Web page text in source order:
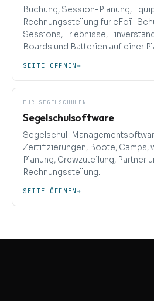
Buchung, Session-Planung,
Rechnungsstellung für eFoil-
Sessions, Erlebnisse,
Boards und Batterien auf einer
SEITE ÖFFNEN→
FÜR SEGELSCHULEN
Segelschulsoftware
Segelschul-
Zertifizierungen, Boote, Camps,
Planung, Crewzuteilung, Partner
Rechnungsstellung.
SEITE ÖFFNEN→